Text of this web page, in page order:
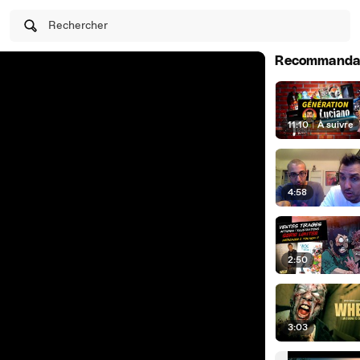
Rechercher
11:10 | À suivre
4:58
2:50
3:03